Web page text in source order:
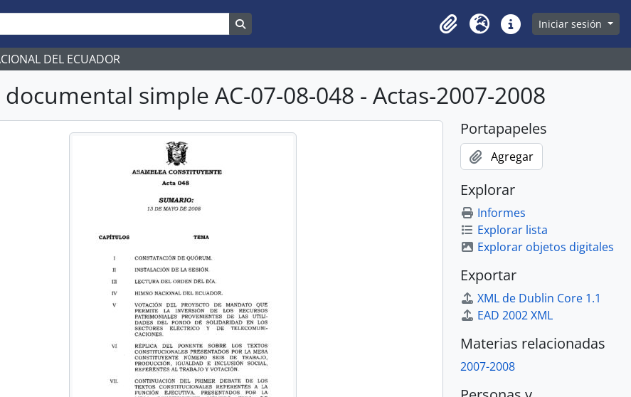
Clipboard
Idioma Enlaces rápidos
Iniciar sesión
DEL ECUADOR
simple AC-07-08-048 - Actas-2007-2008
Portapapeles
Agregar
Explorar
Informes
Explorar lista
Explorar objetos digitales
Exportar
XML de Dublin Core 1.1
EAD 2002 XML
Materias relacionadas
2007-2008